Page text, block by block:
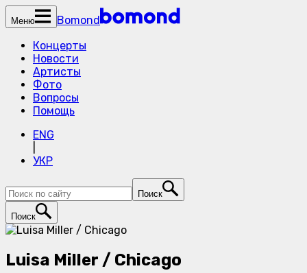
Меню
Bomond
Концерты
Новости
Артисты
Фото
Вопросы
Помощь
ENG
УКР
Поиск
Поиск
Luisa Miller / Chicago